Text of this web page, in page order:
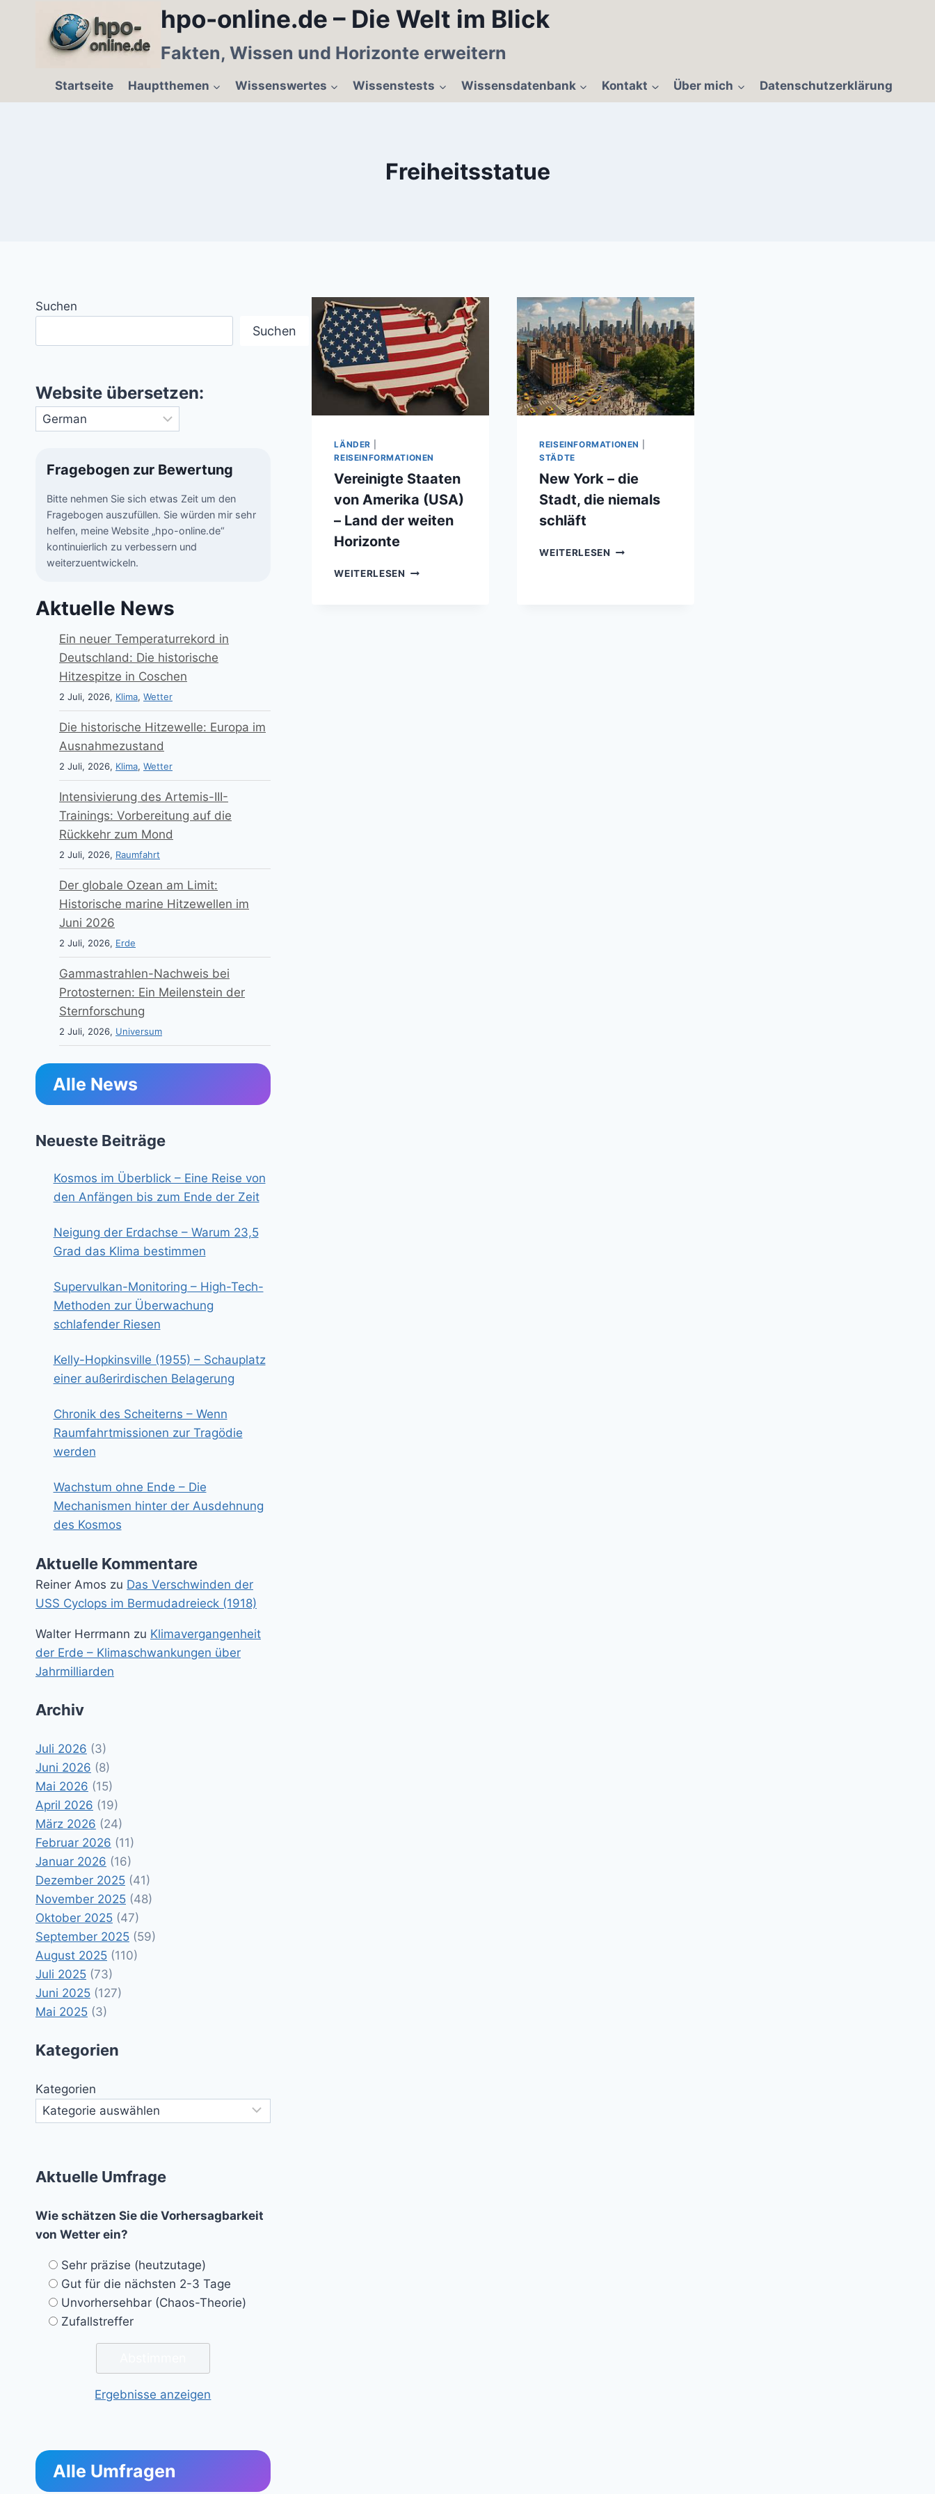
hpo-online.de – Die Welt im Blick
Fakten, Wissen und Horizonte erweitern
Startseite Hauptthemen Wissenswertes Wissenstests Wissensdatenbank Kontakt Über mich Datenschutzerklärung
Freiheitsstatue
LÄNDER
REISEINFORMATIONEN
Vereinigte Staaten
von Amerika (USA)
– Land der weiten
Horizonte
WEITERLESEN VEREINIGTE
REISEINFORMATIONEN
STÄDTE
New York – die
Stadt, die niemals
schläft
WEITERLESEN NEW
Suchen
Suchen
Website übersetzen:
Fragebogen zur Bewertung
Bitte nehmen Sie sich etwas Zeit um den
Fragebogen auszufüllen. Sie würden mir sehr
helfen, meine Website „hpo-online.de“
kontinuierlich zu verbessern und
weiterzuentwickeln.
Aktuelle News
Ein neuer Temperaturrekord in
Deutschland: Die historische
Hitzespitze in Coschen
2 Juli, 2026, Klima, Wetter
Die historische Hitzewelle: Europa im
Ausnahmezustand
2 Juli, 2026, Klima, Wetter
Intensivierung des Artemis-III-
Trainings: Vorbereitung auf die
Rückkehr zum Mond
2 Juli, 2026, Raumfahrt
Der globale Ozean am Limit:
Historische marine Hitzewellen im
Juni 2026
2 Juli, 2026, Erde
Gammastrahlen-Nachweis bei
Protosternen: Ein Meilenstein der
Sternforschung
2 Juli, 2026, Universum
Alle News
Neueste Beiträge
Kosmos im Überblick – Eine Reise von
den Anfängen bis zum Ende der Zeit
Neigung der Erdachse – Warum 23,5
Grad das Klima bestimmen
Supervulkan-Monitoring – High-Tech-
Methoden zur Überwachung
schlafender Riesen
Kelly-Hopkinsville (1955) – Schauplatz
einer außerirdischen Belagerung
Chronik des Scheiterns – Wenn
Raumfahrtmissionen zur Tragödie
werden
Wachstum ohne Ende – Die
Mechanismen hinter der Ausdehnung
des Kosmos
Aktuelle Kommentare
Reiner Amos zu Das Verschwinden der
USS Cyclops im Bermudadreieck (1918)
Walter Herrmann zu Klimavergangenheit
der Erde – Klimaschwankungen über
Jahrmilliarden
Archiv
Juli 2026 (3)
Juni 2026 (8)
Mai 2026 (15)
April 2026 (19)
März 2026 (24)
Februar 2026 (11)
Januar 2026 (16)
Dezember 2025 (41)
November 2025 (48)
Oktober 2025 (47)
September 2025 (59)
August 2025 (110)
Juli 2025 (73)
Juni 2025 (127)
Mai 2025 (3)
Kategorien
Kategorien
Aktuelle Umfrage
Wie schätzen Sie die Vorhersagbarkeit
von Wetter ein?
Sehr präzise (heutzutage)
Gut für die nächsten 2-3 Tage
Unvorhersehbar (Chaos-Theorie)
Zufallstreffer
Ergebnisse anzeigen
Alle Umfragen